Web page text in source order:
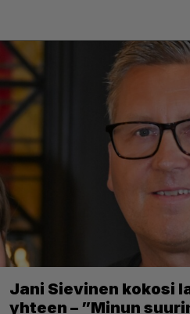
Jani Sievinen kokosi
yhteen – ”Minun